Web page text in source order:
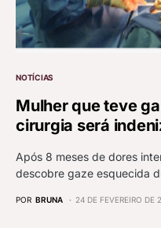
NOTÍCIAS
Mulher que teve
cirurgia será
Após 8 meses de dores
descobre gaze esquecida
POR BRUNA 24 DE FEVEREIRO DE